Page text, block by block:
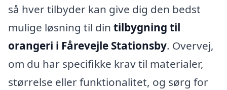
så hver tilbyder kan give dig den bedst
mulige løsning til din tilbygning til
orangeri i Fårevejle Stationsby. Overvej,
om du har specifikke krav til materialer,
størrelse eller funktionalitet, og sørg for